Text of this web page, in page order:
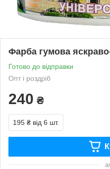
Фарба гумова
Готово до відправки
Опт і роздріб
240 ₴
195 ₴ від 6 шт.